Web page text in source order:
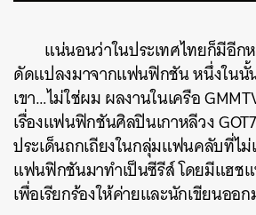
แน่นอนว่าในประเทศไทยก็มีอีก
ดัดแปลงมาจากแฟนฟิกชัน หนึ่งในนั้
เขา…ไม่ใช่ผม ผลงานในเครือ
เรื่องแฟนฟิกชันศิลปินเกาหลีวง
ประเด็นถกเถียงในกลุ่มแฟนคลับที่ไ
แฟนฟิกชันมาทำเป็นซีรีส์ โดยมีแฮช
เพื่อเรียกร้องให้ค่ายและนักเขียนออ